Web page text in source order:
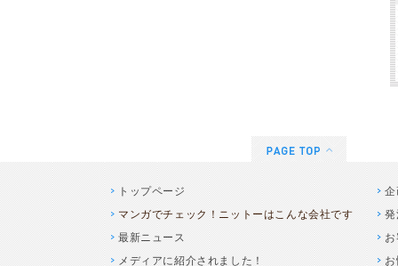
トップページ
マンガでチェック！ニットーはこんな会社です
最新ニュース
メディアに紹介されました！
企
発
お
お